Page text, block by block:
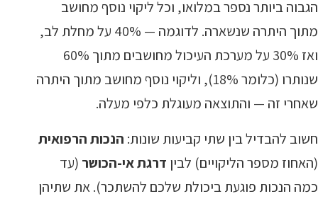
הגבוה ביותר נספר במלואו, וכל ליקוי נוסף מחושב
מתוך היתרה שנשארה. לדוגמה — 40% על מחלת לב,
ואז 30% על מערכת העיכול מחושבים מתוך 60%
שנותרו (כלומר 18%), וליקוי נוסף מחושב מתוך היתרה
שאחרי זה — והתוצאה מעוגלת כלפי מעלה.
חשוב להבדיל בין שתי קביעות שונות: הנכות הרפואית
(האחוז מספר הליקויים) לבין דרגת אי-הכושר (עד
כמה הנכות פוגעת ביכולת שלכם להשתכר). את שתיהן